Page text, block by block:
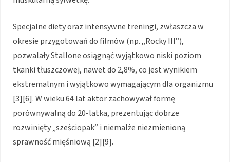
Specjalne diety oraz intensywne treningi, zwłaszcza w
okresie przygotowań do filmów (np. „Rocky III”),
pozwalały Stallone osiągnąć wyjątkowo niski poziom
tkanki tłuszczowej, nawet do 2,8%, co jest wynikiem
ekstremalnym i wyjątkowo wymagającym dla organizmu
[3][6]. W wieku 64 lat aktor zachowywał formę
porównywalną do 20-latka, prezentując dobrze
rozwinięty „sześciopak” i niemalże niezmienioną
sprawność mięśniową [2][9].